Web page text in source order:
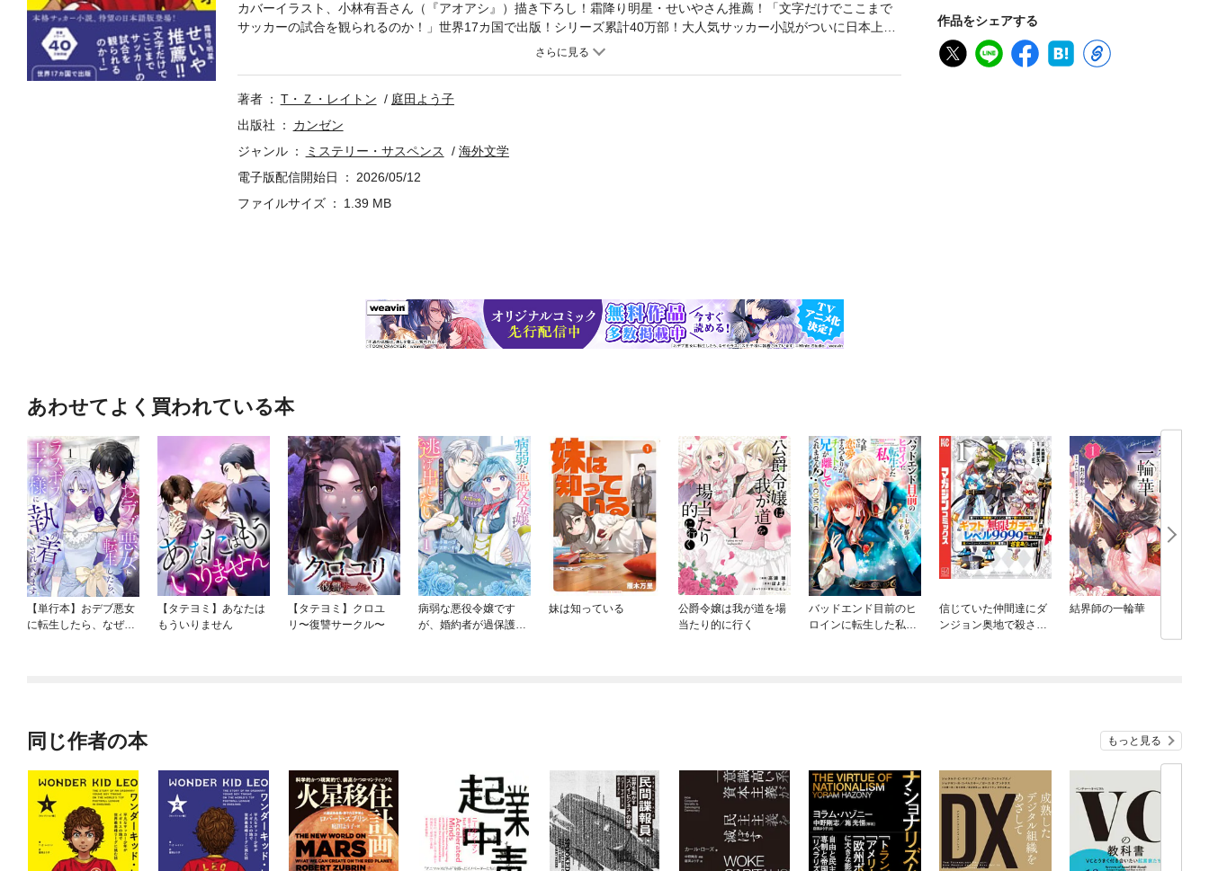
作品をシェアする
カバーイラスト、小林有吾さん（『アオアシ』）描き下ろし！霜降り明星・せいやさん推薦！「文字だけでここまで
サッカーの試合を観られるのか！」世界17カ国で出版！シリーズ累計40万部！大人気サッカー小説がついに日本上
陸！子どもから大人まで胸が熱くなる！［推薦文］ファンタジーなのに、ファンタジーじゃない。心躍るサッカー少
育ったレオ・K・ドイルは、海を見たことも飛行機に乗ったこともない12歳のサッカー少年。ある日、レオのプレイ
を目にしたプロのスカウトから、プレミアリーグのビッグクラブ「ロンドン・ドラゴンズ」のユースチーム（通称“ア
をする。はたしてレオはアカデミーにふさわしい選手になれるのだろうか？※この商品はタブレットなど大きいディス
プレイを備えた端末で読むことに適しています。また、文字だけを拡大することや、文字列のハイライト、検索、辞
書の参照、引用などの機能が使用できません。
著者 T・Ｚ・レイトン
庭田よう子
出版社
カンゼン
ジャンル
ミステリー・サスペンス
海外文学
電子版配信開始日
2026/05/12
ファイルサイズ
1.39 MB
あわせてよく買われている本
【単行本】おデブ悪女
に転生したら、なぜか
【タテヨミ】あなたは
もういりません
【タテヨミ】クロユ
リ〜復讐サークル〜
病弱な悪役令嬢です
が、婚約者が過保護す
妹は知っている
公爵令嬢は我が道を場
当たり的に行く
バッドエンド目前のヒ
ロインに転生した私、
信じていた仲間達にダ
ンジョン奥地で殺され
結界師の一輪華
同じ作者の本 もっと見る